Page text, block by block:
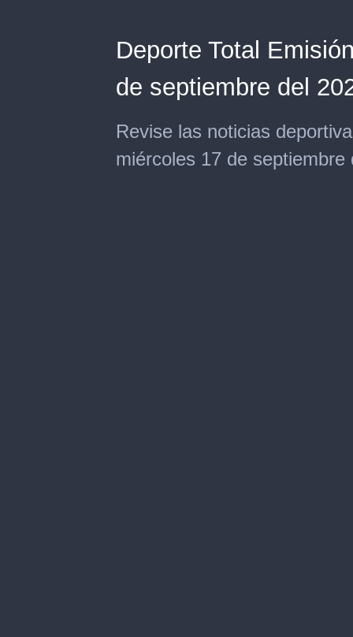
Deporte Total
de septiembre del
Revise las noticias
miércoles 17 de